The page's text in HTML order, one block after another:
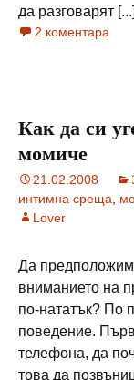
да разговарят [...]
2 коментара
Как да си
момиче
21.02.2008
интимна среща
Lover
Да
вниманието на
по-нататък? По
поведение.
телефона, да
това да